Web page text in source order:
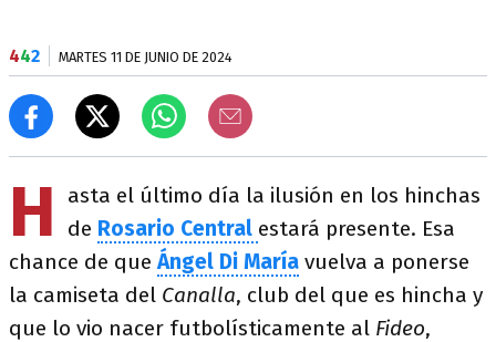
442 MARTES 11 DE JUNIO DE 2024
H
asta el último día la ilusión en los hinchas
de Rosario Central estará presente. Esa
chance de queÁngel Di María vuelva a ponerse
la camiseta del Canalla, club del que es hincha y
que lo vio nacer futbolísticamente al Fideo,